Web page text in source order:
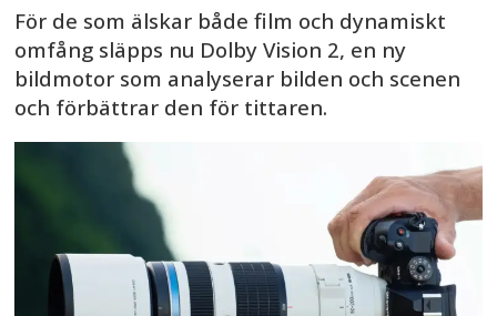
För de som älskar både film och dynamiskt
omfång släpps nu Dolby Vision 2, en ny
bildmotor som analyserar bilden och scenen
och förbättrar den för tittaren.